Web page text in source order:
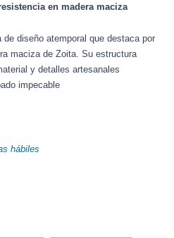
en madera maciza
diseño atemporal que destaca por
maciza de Zoita. Su estructura
y detalles artesanales
impecable
hábiles